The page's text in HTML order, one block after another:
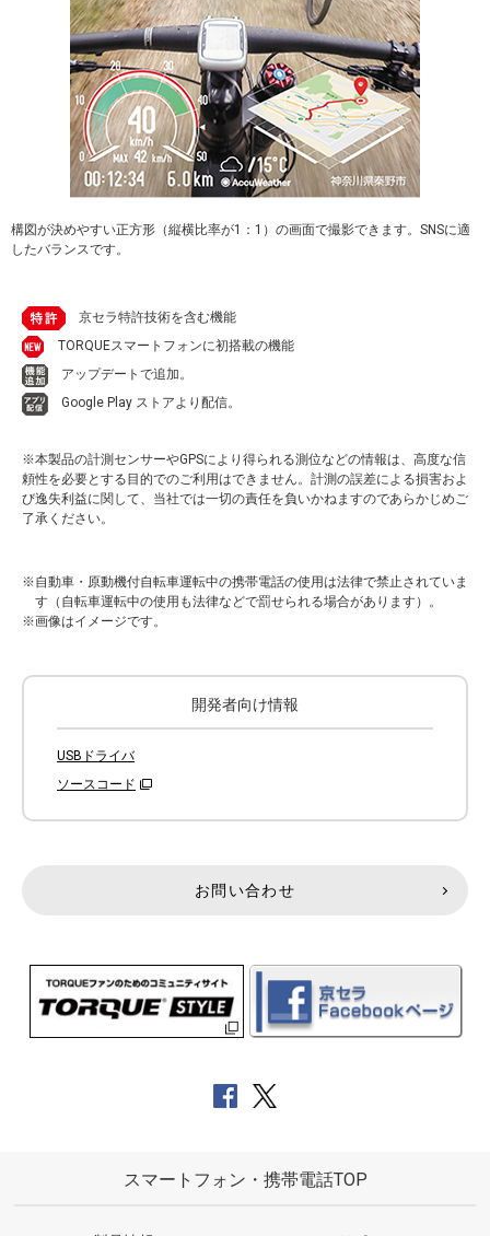
構図が決めやすい正方形（縦横比率が1：1）の画面で撮影できます。SNSに適
したバランスです。
京セラ特許技術を含む機能
TORQUEスマートフォンに初搭載の機能
アップデートで追加。
Google Play ストアより配信。
※本製品の計測センサーやGPSにより得られる測位などの情報は、高度な信
頼性を必要とする目的でのご利用はできません。計測の誤差による損害およ
び逸失利益に関して、当社では一切の責任を負いかねますのであらかじめご
了承ください。
自動車・原動機付自転車運転中の携帯電話の使用は法律で禁止されていま
す（自転車運転中の使用も法律などで罰せられる場合があります）。
画像はイメージです。
開発者向け情報
USBドライバ
ソースコード
お問い合わせ
スマートフォン・携帯電話TOP